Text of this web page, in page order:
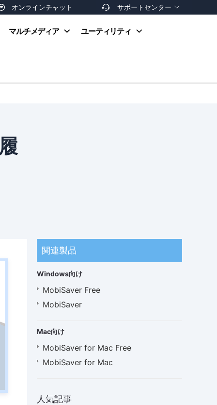
オンラインチャット  サポートセンター 
お支払い方法
マルチメディア ユーティリティ
関連製品
Windows向け
MobiSaver Free
MobiSaver
Mac向け
MobiSaver for Mac Free
MobiSaver for Mac
人気記事